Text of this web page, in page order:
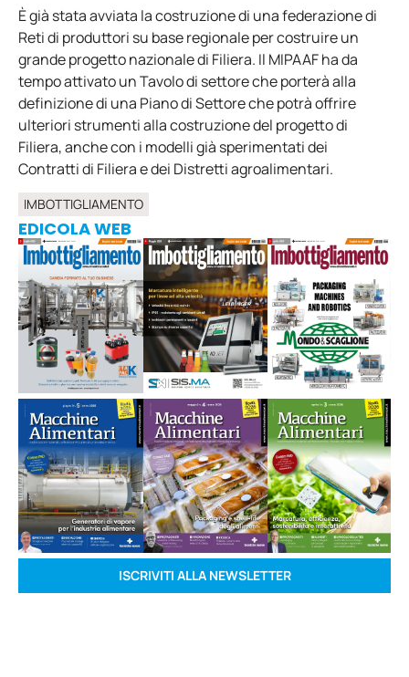
È già stata avviata la costruzione di una federazione di
Reti di produttori su base regionale per costruire un
grande progetto nazionale di Filiera. Il MIPAAF ha da
tempo attivato un Tavolo di settore che porterà alla
definizione di una Piano di Settore che potrà offrire
ulteriori strumenti alla costruzione del progetto di
Filiera, anche con i modelli già sperimentati dei
Contratti di Filiera e dei Distretti agroalimentari.
IMBOTTIGLIAMENTO
EDICOLA WEB
ISCRIVITI ALLA NEWSLETTER